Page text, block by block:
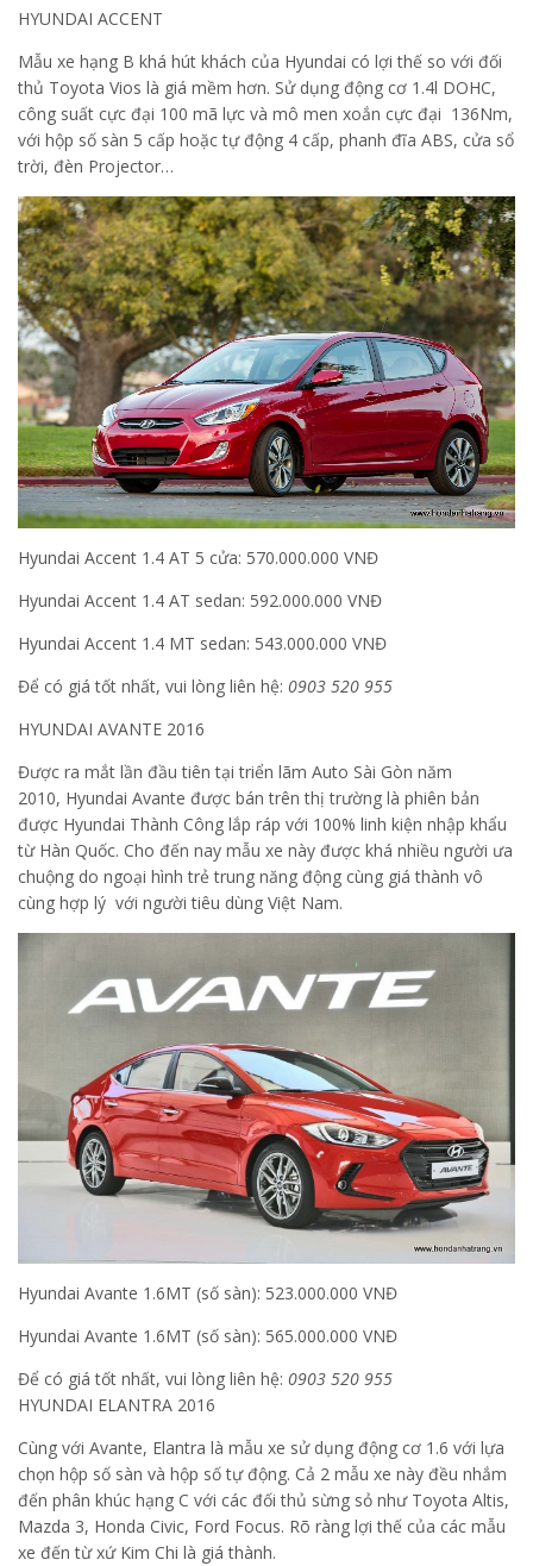
HYUNDAI ACCENT
Mẫu xe hạng B khá hút khách của Hyundai có lợi thế so với đối
thủ Toyota Vios là giá mềm hơn. Sử dụng động cơ 1.4l DOHC,
công suất cực đại 100 mã lực và mô men xoắn cực đại 136Nm,
với hộp số sàn 5 cấp hoặc tự động 4 cấp, phanh đĩa ABS, cửa sổ
trời, đèn Projector…
Hyundai Accent 1.4 AT 5 cửa: 570.000.000 VNĐ
Hyundai Accent 1.4 AT sedan: 592.000.000 VNĐ
Hyundai Accent 1.4 MT sedan: 543.000.000 VNĐ
Để có giá tốt nhất, vui lòng liên hệ: 0903 520 955
HYUNDAI AVANTE 2016
Được ra mắt lần đầu tiên tại triển lãm Auto Sài Gòn năm
2010, Hyundai Avante được bán trên thị trường là phiên bản
được Hyundai Thành Công lắp ráp với 100% linh kiện nhập khẩu
từ Hàn Quốc. Cho đến nay mẫu xe này được khá nhiều người ưa
chuộng do ngoại hình trẻ trung năng động cùng giá thành vô
cùng hợp lý với người tiêu dùng Việt Nam.
Hyundai Avante 1.6MT (số sàn): 523.000.000 VNĐ
Hyundai Avante 1.6MT (số sàn): 565.000.000 VNĐ
Để có giá tốt nhất, vui lòng liên hệ: 0903 520 955
HYUNDAI ELANTRA 2016
Cùng với Avante, Elantra là mẫu xe sử dụng động cơ 1.6 với lựa
chọn hộp số sàn và hộp số tự động. Cả 2 mẫu xe này đều nhắm
đến phân khúc hạng C với các đối thủ sừng sỏ như Toyota Altis,
Mazda 3, Honda Civic, Ford Focus. Rõ ràng lợi thế của các mẫu
xe đến từ xứ Kim Chi là giá thành.